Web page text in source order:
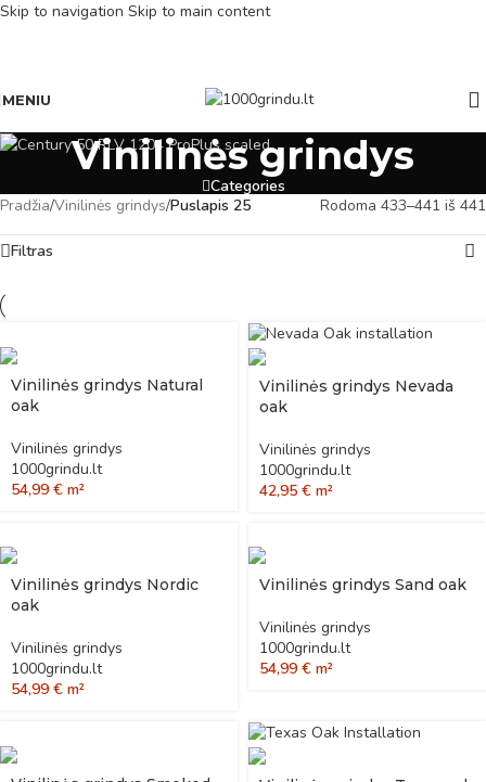
Skip to navigation Skip to main content
MENIU
Vinilinės grindys
Categories
Pradžia/Vinilinės grindys/Puslapis 25 Rodoma 433–441 iš 441
Filtras
Vinilinės grindys Natural
oak
Vinilinės grindys
1000grindu.lt
54,99 € m²
Vinilinės grindys Nevada
oak
Vinilinės grindys
1000grindu.lt
42,95 € m²
Vinilinės grindys Nordic
oak
Vinilinės grindys
1000grindu.lt
54,99 € m²
Vinilinės grindys Sand oak
Vinilinės grindys
1000grindu.lt
54,99 € m²